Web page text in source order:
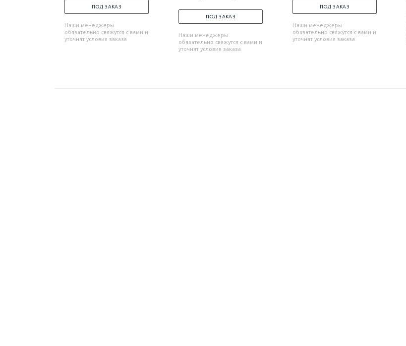
ПОД ЗАКАЗ
Наши менеджеры
обязательно свяжутся с вами и
уточнят условия заказа
ПОД ЗАКАЗ
Наши менеджеры
обязательно свяжутся с вами и
уточнят условия заказа
ПОД ЗАКАЗ
Наши менеджеры
обязательно свяжутся с вами и
уточнят условия заказа